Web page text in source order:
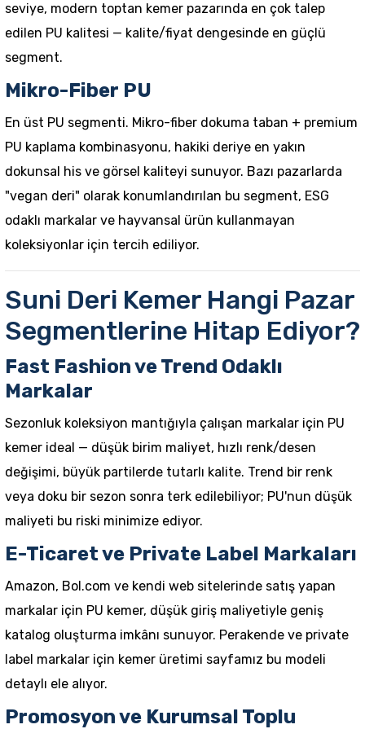
seviye, modern toptan kemer pazarında en çok talep
edilen PU kalitesi — kalite/fiyat dengesinde en güçlü
segment.
Mikro-Fiber PU
En üst PU segmenti. Mikro-fiber dokuma taban + premium
PU kaplama kombinasyonu, hakiki deriye en yakın
dokunsal his ve görsel kaliteyi sunuyor. Bazı pazarlarda
"vegan deri" olarak konumlandırılan bu segment, ESG
odaklı markalar ve hayvansal ürün kullanmayan
koleksiyonlar için tercih ediliyor.
Suni Deri Kemer Hangi Pazar
Segmentlerine Hitap Ediyor?
Fast Fashion ve Trend Odaklı
Markalar
Sezonluk koleksiyon mantığıyla çalışan markalar için PU
kemer ideal — düşük birim maliyet, hızlı renk/desen
değişimi, büyük partilerde tutarlı kalite. Trend bir renk
veya doku bir sezon sonra terk edilebiliyor; PU'nun düşük
maliyeti bu riski minimize ediyor.
E-Ticaret ve Private Label Markaları
Amazon, Bol.com ve kendi web sitelerinde satış yapan
markalar için PU kemer, düşük giriş maliyetiyle geniş
katalog oluşturma imkânı sunuyor. Perakende ve private
label markalar için kemer üretimi sayfamız bu modeli
detaylı ele alıyor.
Promosyon ve Kurumsal Toplu